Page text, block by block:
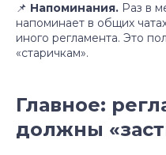
📌 Напоминания. Раз в
напоминает в общих
иного регламента. Это
«старичкам».
Главное:
должны